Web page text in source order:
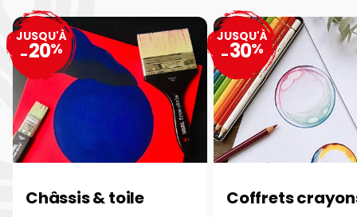
Châssis & toile
JUSQU'À
-20%
Coffrets
JUSQU'À
-30%